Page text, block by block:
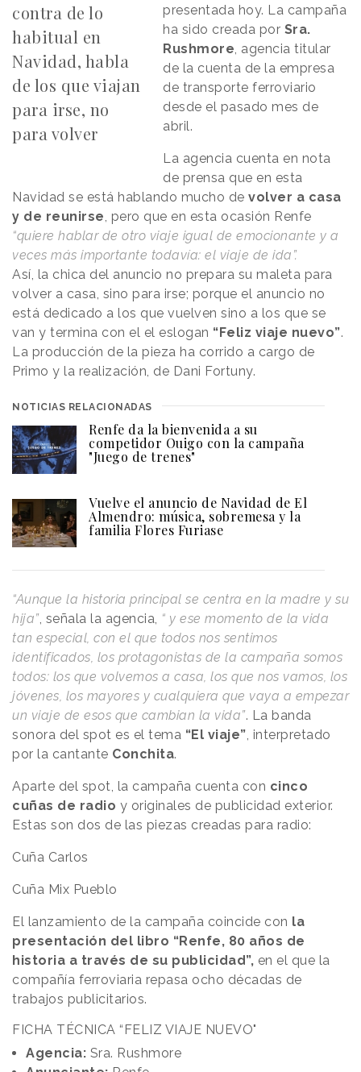
contra de lo
habitual en
Navidad, habla
de los que viajan
para irse, no
para volver
presentada hoy. La campaña
ha sido creada por Sra.
Rushmore, agencia titular
de la cuenta de la empresa
de transporte ferroviario
desde el pasado mes de
abril.
La agencia cuenta en nota
de prensa que en esta
Navidad se está hablando mucho de volver a casa
y de reunirse, pero que en esta ocasión Renfe
“quiere hablar de otro viaje igual de emocionante y a
veces más importante todavía: el viaje de ida”.
Así, la chica del anuncio no prepara su maleta para
volver a casa, sino para irse; porque el anuncio no
está dedicado a los que vuelven sino a los que se
van y termina con el el eslogan “Feliz viaje nuevo”.
La producción de la pieza ha corrido a cargo de
Primo y la realización, de Dani Fortuny.
NOTICIAS RELACIONADAS
Renfe da la bienvenida a su
competidor Ouigo con la campaña
"Juego de trenes"
Vuelve el anuncio de Navidad de El
Almendro: música, sobremesa y la
familia Flores Furiase
“Aunque la historia principal se centra en la madre y su
hija”, señala la agencia, “ y ese momento de la vida
tan especial, con el que todos nos sentimos
identificados, los protagonistas de la campaña somos
todos: los que volvemos a casa, los que nos vamos, los
jóvenes, los mayores y cualquiera que vaya a empezar
un viaje de esos que cambian la vida”. La banda
sonora del spot es el tema “El viaje”, interpretado
por la cantante Conchita.
Aparte del spot, la campaña cuenta con cinco
cuñas de radio y originales de publicidad exterior.
Estas son dos de las piezas creadas para radio:
Cuña Carlos
Cuña Mix Pueblo
El lanzamiento de la campaña coincide con la
presentación del libro “Renfe, 80 años de
historia a través de su publicidad”, en el que la
compañía ferroviaria repasa ocho décadas de
trabajos publicitarios.
FICHA TÉCNICA “FELIZ VIAJE NUEVO"
Agencia: Sra. Rushmore